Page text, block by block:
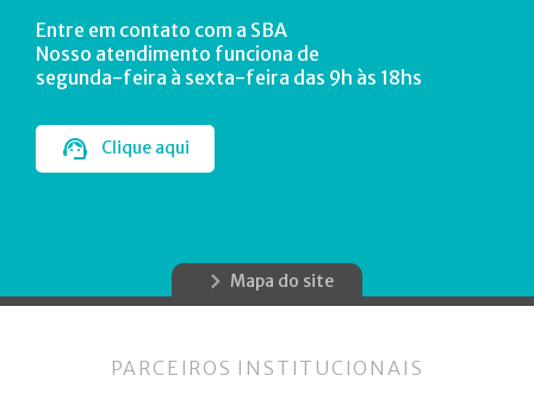
Entre em contato com a SBA
Nosso atendimento funciona de
segunda-feira à sexta-feira das 9h às 18hs
Clique aqui
Mapa do site
PARCEIROS INSTITUCIONAIS